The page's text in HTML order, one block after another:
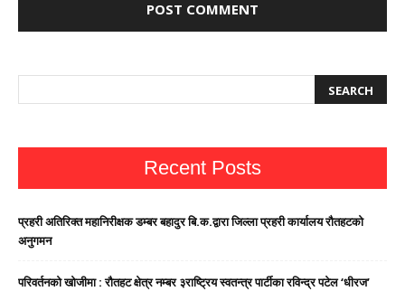
Recent Posts
प्रहरी अतिरिक्त महानिरीक्षक डम्बर बहादुर बि.क.द्वारा जिल्ला प्रहरी कार्यालय रौतहटको
अनुगमन
परिवर्तनको खोजीमा : रौतहट क्षेत्र नम्बर ३राष्ट्रिय स्वतन्त्र पार्टीका रविन्द्र पटेल ‘धीरज’